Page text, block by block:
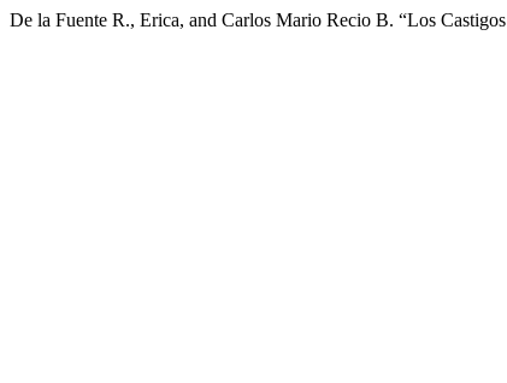
De la Fuente R., Erica, and Carlos Mario Recio B. “Los